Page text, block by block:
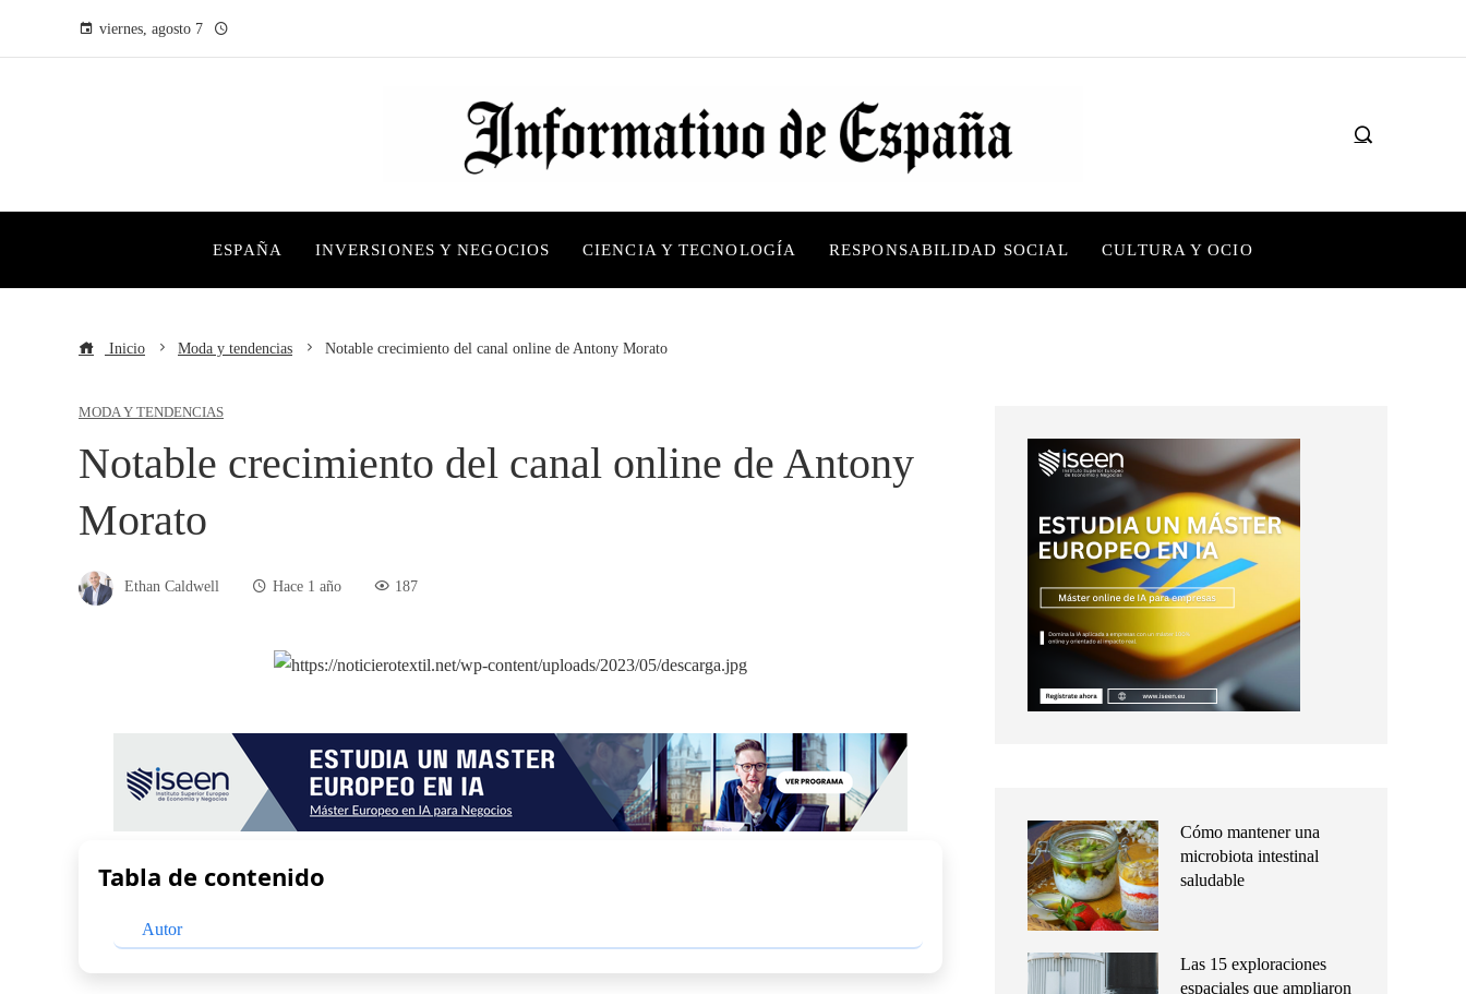
viernes, agosto 7
ESPAÑA INVERSIONES Y NEGOCIOS CIENCIA Y TECNOLOGÍA RESPONSABILIDAD SOCIAL CULTURA Y OCIO
Inicio Moda y tendencias Notable crecimiento del canal online de Antony Morato
MODA Y TENDENCIAS
Notable crecimiento del canal online de Antony
Morato
Ethan Caldwell Hace 1 año 187
Tabla de contenido
Autor
Cómo mantener una
microbiota intestinal
saludable
Las 15 exploraciones
espaciales que ampliaron